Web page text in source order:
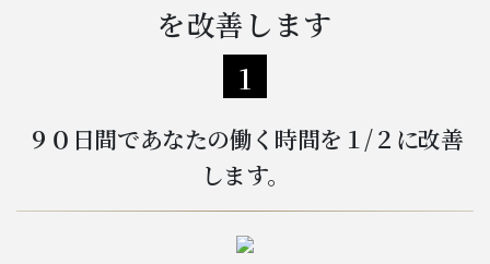
を改善します
1
９０日間であなたの働く時間を１/２に改善
します。